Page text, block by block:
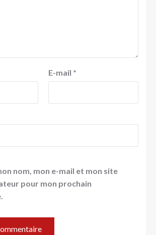
E-mail *
nom, mon e-mail et mon site
pour mon prochain